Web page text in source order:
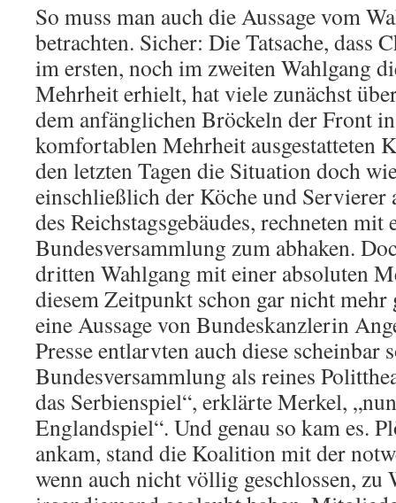
So muss man auch die Aussage vom
betrachten. Sicher: Die Tatsache, dass
im ersten, noch im zweiten Wahlgang
Mehrheit erhielt, hat viele zunächst
dem anfänglichen Bröckeln der Front
komfortablen Mehrheit ausgestatteten
den letzten Tagen die Situation doch
einschließlich der Köche und Servierer
des Reichstagsgebäudes, rechneten mit
Bundesversammlung zum abhaken.
dritten Wahlgang mit einer absoluten
diesem Zeitpunkt schon gar nicht mehr
eine Aussage von Bundeskanzlerin
Presse entlarvten auch diese scheinbar
Bundesversammlung als reines
das Serbienspiel“, erklärte Merkel,
Englandspiel“. Und genau so kam es.
ankam, stand die Koalition mit der
wenn auch nicht völlig geschlossen,